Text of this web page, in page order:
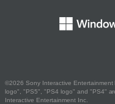
©2026 Sony Interactive
logo", "PS5", "PS4 logo" and "PS4"
Interactive Entertainment Inc.